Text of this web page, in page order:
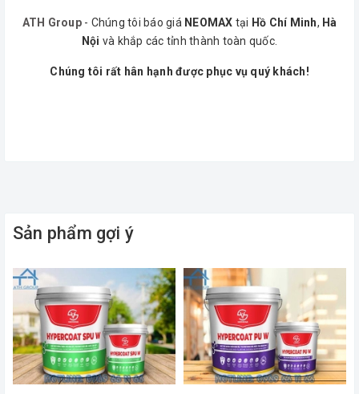
ATH Group- Chúng tôi báo giá NEOMAX tại Hồ Chí Minh, Hà
Nội và khắp các tỉnh thành toàn quốc.
Chúng tôi rất hân hạnh được phục vụ quý khách!
Sản phẩm gợi ý